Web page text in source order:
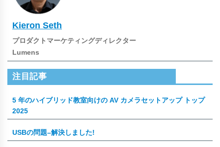
Kieron Seth
プロダクトマーケティングディレクター
Lumens
注目記事
5 年のハイブリッド教室向けの AV カメラセットアップ トップ
2025
USBの問題–解決しました!